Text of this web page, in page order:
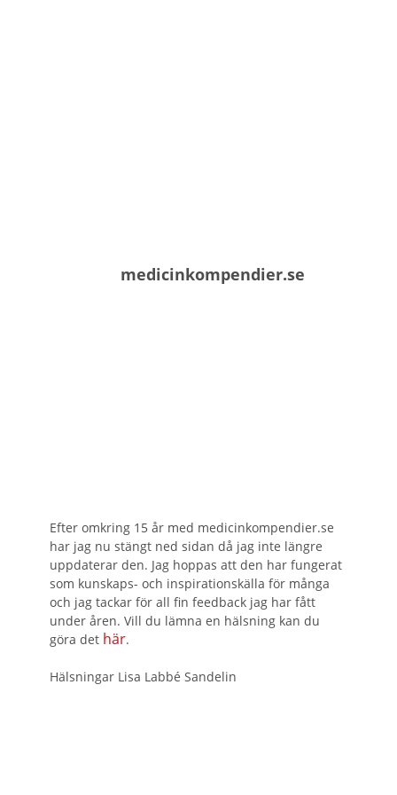
medicinkompendier.se
Efter omkring 15 år med medicinkompendier.se
har jag nu stängt ned sidan då jag inte längre
uppdaterar den. Jag hoppas att den har fungerat
som kunskaps- och inspirationskälla för många
och jag tackar för all fin feedback jag har fått
under åren. Vill du lämna en hälsning kan du
göra det här.
Hälsningar Lisa Labbé Sandelin